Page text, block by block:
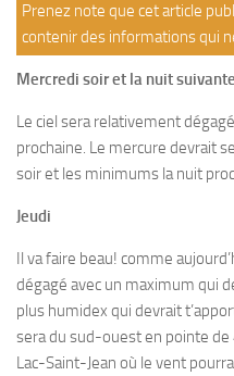
Prenez note que cet article
contenir des informations qui
Mercredi soir et la nuit suivante
Le ciel sera relativement
prochaine. Le mercure devrait
soir et les minimums la nuit
Jeudi
Il va faire beau! comme
dégagé avec un maximum qui
plus humidex qui devrait
sera du sud-ouest en pointe
Lac-Saint-Jean où le vent